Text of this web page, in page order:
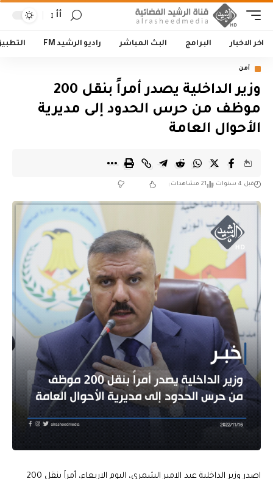
أأ
اخر الاخبار البرامج البث المباشر راديو الرشيد FM
أمن
وزير الداخلية يصدر أمراً بنقل 200
موظف من حرس الحدود إلى مديرية
الأحوال العامة
قبل 4 سنوات 21 مشاهدات
اصدر وزير الداخلية عبد الامير الشمري، اليوم الاربعاء، أمراً بنقل 200